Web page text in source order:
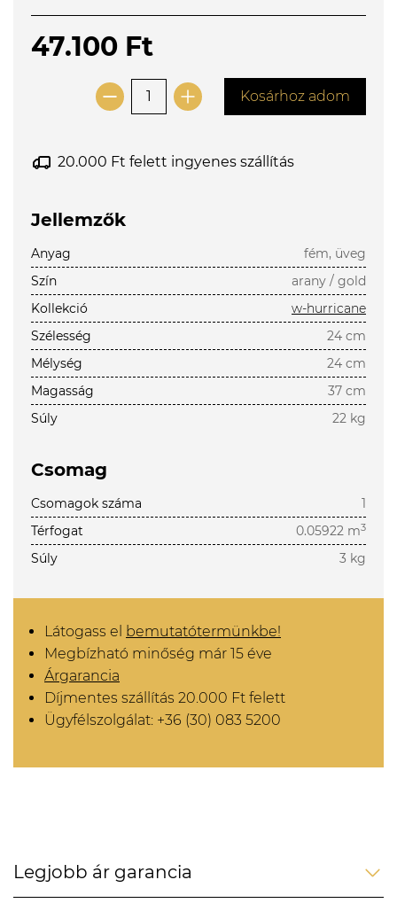
47.100 Ft
Kosárhoz adom
20.000 Ft felett ingyenes szállítás
Jellemzők
Anyag
fém, üveg
Szín
arany / gold
Kollekció
w-hurricane
Szélesség
24 cm
Mélység
24 cm
Magasság
37 cm
Súly
22 kg
Csomag
Csomagok száma
1
Térfogat
0.05922 m3
Súly 3 kg
Látogass el bemutatótermünkbe!
Megbízható minőség már 15 éve
Árgarancia
Díjmentes szállítás 20.000 Ft felett
Ügyfélszolgálat: +36 (30) 083 5200
Legjobb ár garancia